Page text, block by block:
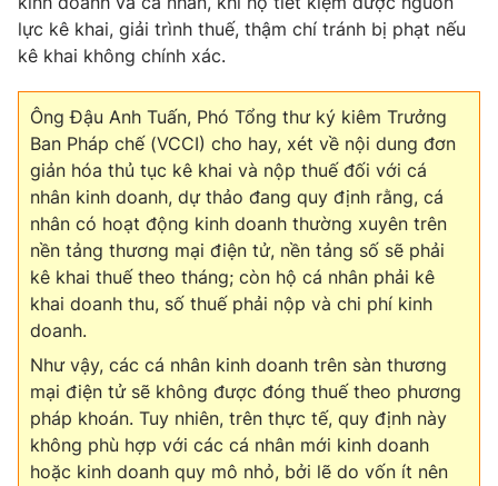
Sản phẩm
Tư vấn
Lịch phát sóng
Chuyên mục khác
Emagazine Podcast
Photo Infographic
Video Shorts video
VTV Money VTV Thể thao
VTV Sức khoẻ Bất động sản
lực kê khai, giải trình thuế, thậm chí tránh bị phạt nếu
kê khai không chính xác.
Ông Đậu Anh Tuấn, Phó Tổng thư ký kiêm Trưởng
Ban Pháp chế (VCCI) cho hay, xét về nội dung đơn
giản hóa thủ tục kê khai và nộp thuế đối với cá
nhân kinh doanh, dự thảo đang quy định rằng, cá
nhân có hoạt động kinh doanh thường xuyên trên
nền tảng thương mại điện tử, nền tảng số sẽ phải
kê khai thuế theo tháng; còn hộ cá nhân phải kê
khai doanh thu, số thuế phải nộp và chi phí kinh
doanh.
Như vậy, các cá nhân kinh doanh trên sàn thương
mại điện tử sẽ không được đóng thuế theo phương
pháp khoán. Tuy nhiên, trên thực tế, quy định này
không phù hợp với các cá nhân mới kinh doanh
hoặc kinh doanh quy mô nhỏ, bởi lẽ do vốn ít nên